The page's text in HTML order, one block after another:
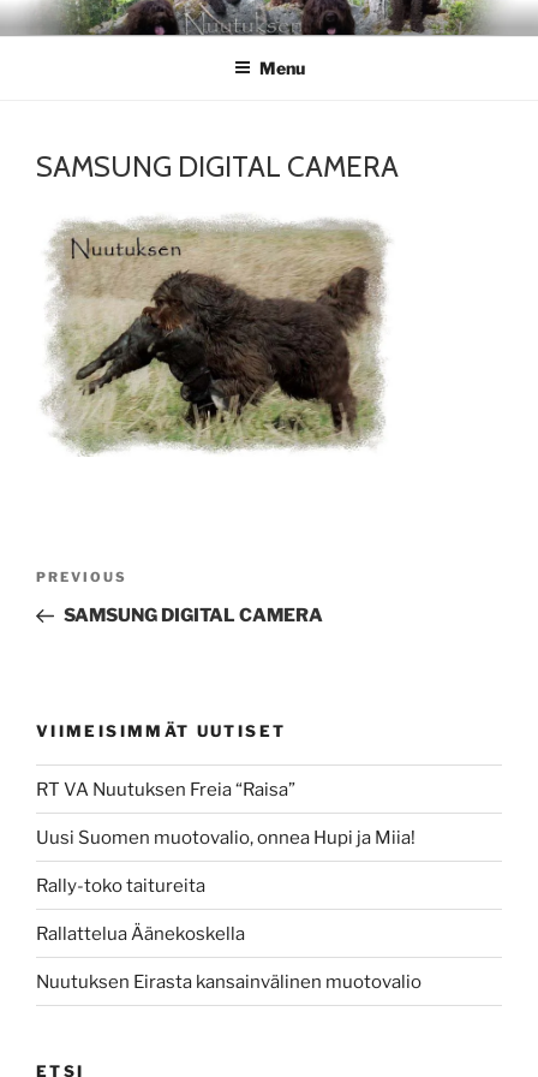
Skip
to
NUUTUKSEN
Nuutuksen kennel
Menu
SAMSUNG DIGITAL CAMERA
Previous
Post
PREVIOUS
SAMSUNG DIGITAL CAMERA
VIIMEISIMMÄT UUTISET
RT VA Nuutuksen Freia “Raisa”
Uusi Suomen muotovalio, onnea Hupi ja Miia!
Rally-toko taitureita
Rallattelua Äänekoskella
Nuutuksen Eirasta kansainvälinen muotovalio
ETSI